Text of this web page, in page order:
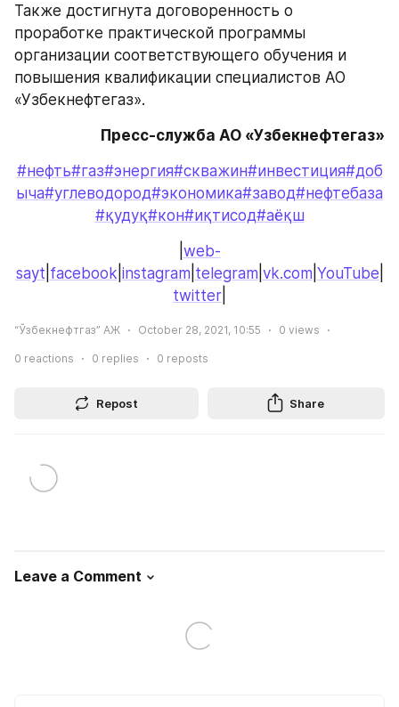
Также достигнута договоренность о
проработке практической программы
организации соответствующего обучения и
повышения квалификации специалистов АО
«Узбекнефтегаз».
Пресс-служба АО «Узбекнефтегаз»
#нефть#газ#энергия#скважин#инвестиция#доб
ыча#углеводород#экономика#завод#нефтебаза
#қудуқ#кон#иқтисод#аёқш
web-
sayt facebook instagram telegram vk.com YouTube
twitter
“Ўзбекнефтгаз” АЖ October 28, 2021, 10:55 0 views
0 reactions 0 replies 0 reposts
Repost Share
Leave a Comment